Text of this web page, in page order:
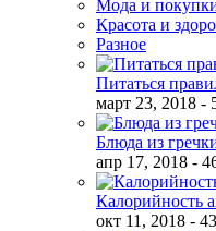
Мода и
Красота и
Разное
Питаться
март 23, 2018 -
Блюда из
апр 17, 2018 -
Калорийность
окт 11, 2018 -